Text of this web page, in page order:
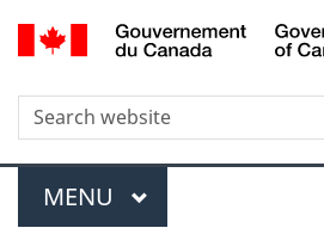
Aller
au
Skip
to
à
WxT
Search
form
Menu
MENU PRINCIPAL